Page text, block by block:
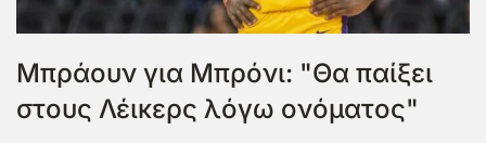
Μπράουν για Μπρόνι: "Θα παίξει
στους Λέικερς λόγω ονόματος"